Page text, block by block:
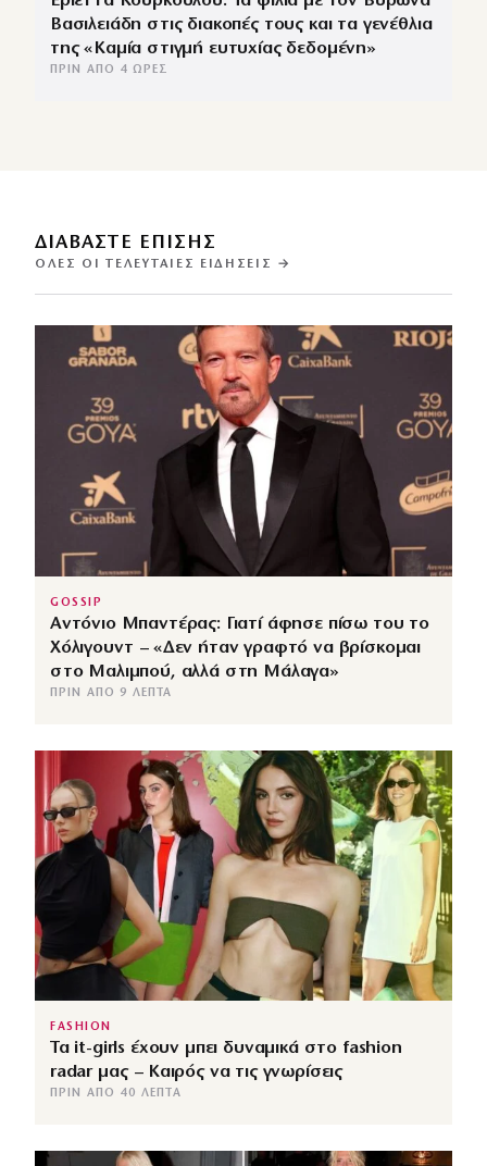
Βασιλειάδη στις διακοπές τους και τα γενέθλια
της «Καμία στιγμή ευτυχίας δεδομένη»
ΠΡΙΝ ΑΠΌ 4 ΏΡΕΣ
ΔΙΑΒΑΣΤΕ ΕΠΙΣΗΣ
ΌΛΕΣ ΟΙ ΤΕΛΕΥΤΑΊΕΣ ΕΙΔΉΣΕΙΣ →
GOSSIP
Αντόνιο Μπαντέρας: Γιατί άφησε πίσω του το
Χόλιγουντ – «Δεν ήταν γραφτό να βρίσκομαι
στο Μαλιμπού, αλλά στη Μάλαγα»
ΠΡΙΝ ΑΠΌ 9 ΛΕΠΤΆ
FASHION
Τα it-girls έχουν μπει δυναμικά στο fashion
radar μας – Καιρός να τις γνωρίσεις
ΠΡΙΝ ΑΠΌ 40 ΛΕΠΤΆ